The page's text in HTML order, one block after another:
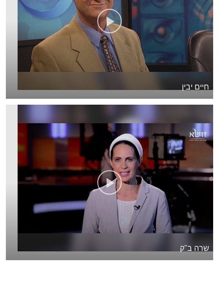
חיים יבין
שרה ב"ק